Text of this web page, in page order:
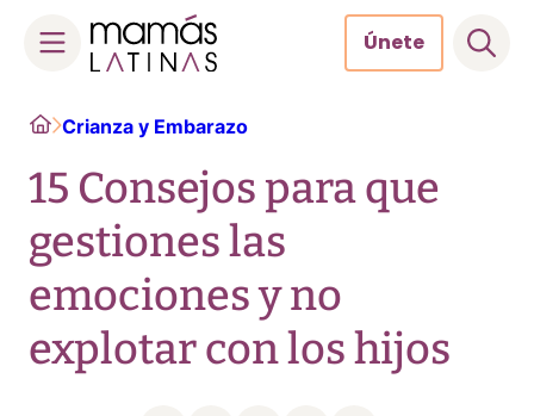
content
Únete
HomeCrianza y Embarazo
15 Consejos para que
gestiones las
emociones y no
explotar con los hijos